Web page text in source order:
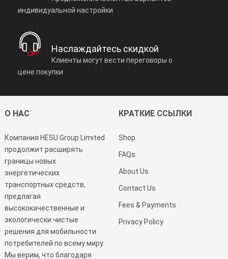
индивидуальной настройки
Наслаждайтесь скидкой
Клиенты могут вести переговоры о
цене покупки
О НАС
Компания HESU Group Limited
продолжит расширять
границы новых
энергетических
транспортных средств,
предлагая
высококачественные и
экологически чистые
решения для мобильности
потребителей по всему миру.
Мы верим, что благодаря
КРАТКИЕ ССЫЛКИ
Shop
FAQs
About Us
Contact Us
Fees & Payments
Privacy Policy